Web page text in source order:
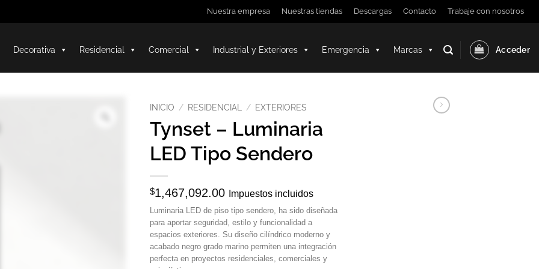
Nuestra empresa Nuestras tiendas Descargas Contacto Trabaje con nosotros
Decorativa Residencial Comercial Industrial y Exteriores Emergencia Marcas Acceder
INICIO / RESIDENCIAL / EXTERIORES
Tynset – Luminaria
LED Tipo Sendero
$1,467,092.00 Impuestos incluidos
Luminaria LED de piso tipo sendero, ha sido diseñada
para aportar seguridad, estilo y funcionalidad a
espacios exteriores. Su diseño cilíndrico moderno y
acabado negro grado marino permiten una integración
perfecta en proyectos residenciales, comerciales y